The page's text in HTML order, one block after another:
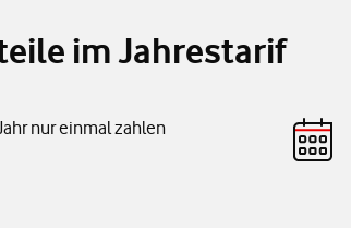
im Jahrestarif
nur einmal zahlen